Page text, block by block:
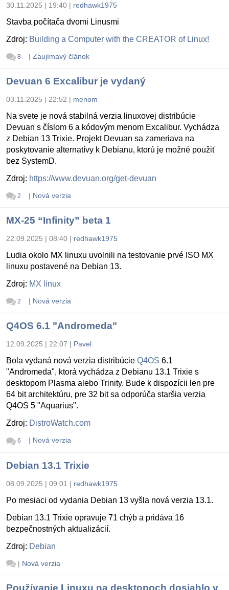
30.11.2025 | 19:40 | redhawk1975
Stavba počítača dvomi Linusmi
Zdroj: Building a Computer with the CREATOR of Linux!
8 | Zaujímavý článok
Devuan 6 Excalibur je vydaný
03.11.2025 | 22:52 | menom
Na svete je nová stabilná verzia linuxovej distribúcie
Devuan s číslom 6 a kódovým menom Excalibur. Vychádza
z Debian 13 Trixie. Projekt Devuan sa zameriava na
poskytovanie alternatívy k Debianu, ktorú je možné použiť
bez SystemD.
Zdroj: https://www.devuan.org/get-devuan
2 | Nová verzia
MX-25 “Infinity” beta 1
22.09.2025 | 08:40 | redhawk1975
Ludia okolo MX linuxu uvolnili na testovanie prvé ISO MX
linuxu postavené na Debian 13.
Zdroj: MX linux
2 | Nová verzia
Q4OS 6.1 "Andromeda"
12.09.2025 | 22:07 | Pavel
Bola vydaná nová verzia distribúcie Q4OS 6.1
"Andromeda", ktorá vychádza z Debianu 13.1 Trixie s
desktopom Plasma alebo Trinity. Bude k dispozícii len pre
64 bit architektúru, pre 32 bit sa odporúča staršia verzia
Q4OS 5 "Aquarius".
Zdroj: DistroWatch.com
6 | Nová verzia
Debian 13.1 Trixie
08.09.2025 | 09:01 | redhawk1975
Po mesiaci od vydania Debian 13 vyšla nová verzia 13.1.
Debian 13.1 Trixie opravuje 71 chýb a pridáva 16
bezpečnostných aktualizácií.
Zdroj: Debian
| Nová verzia